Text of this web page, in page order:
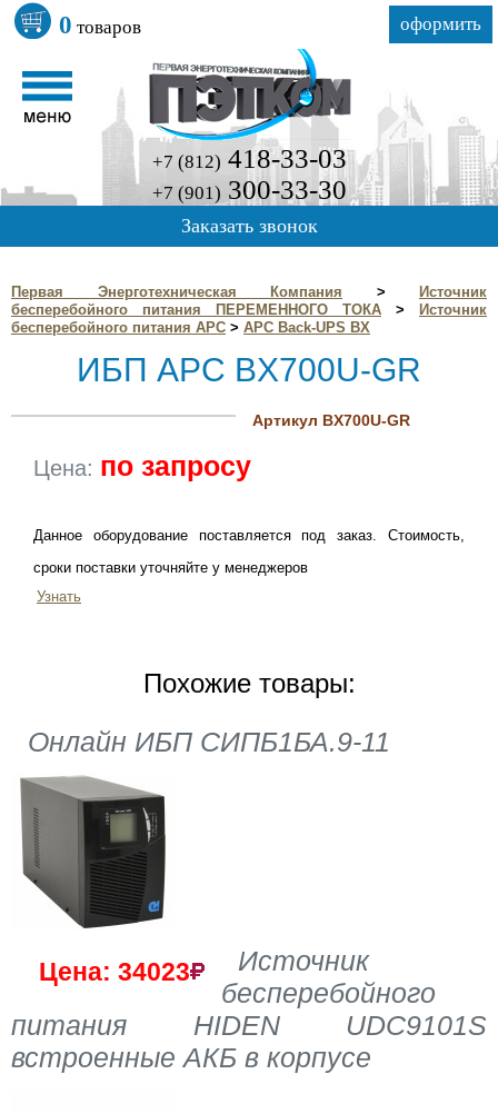
0 товаров оформить
+7 (812) 418-33-03
+7 (901) 300-33-30
Заказать звонок
Первая Энерготехническая Компания >
Источник
бесперебойного питания ПЕРЕМЕННОГО ТОКА >
Источник
бесперебойного питания APC > APC Back-UPS BX
ИБП APC BX700U-GR
Артикул BX700U-GR
Цена: по запросу
Данное оборудование поставляется под заказ. Стоимость,
сроки поставки уточняйте у менеджеров
Узнать
Похожие товары:
Онлайн ИБП СИПБ1БА.9-11
Цена: 34023
Источник
бесперебойного
питания HIDEN UDC9101S
встроенные АКБ в корпусе